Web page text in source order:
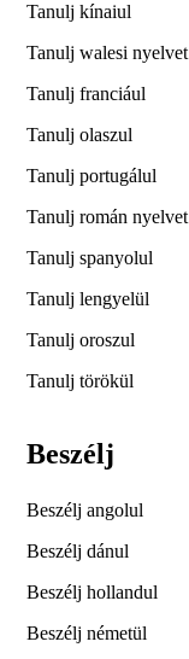
Tanulj kínaiul
Tanulj walesi nyelvet
Tanulj franciául
Tanulj olaszul
Tanulj portugálul
Tanulj román nyelvet
Tanulj spanyolul
Tanulj lengyelül
Tanulj oroszul
Tanulj törökül
Beszélj
Beszélj angolul
Beszélj dánul
Beszélj hollandul
Beszélj németül